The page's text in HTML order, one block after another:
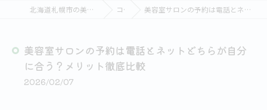
北海道札幌市の美容室ならB★trip hair dressing コラム 美容室サロンの予約は電話とネットどちらが自分に合う？メリット徹底比較
美容室サロンの予約は電話とネットどちらが自分
に合う？メリット徹底比較
2026/02/07